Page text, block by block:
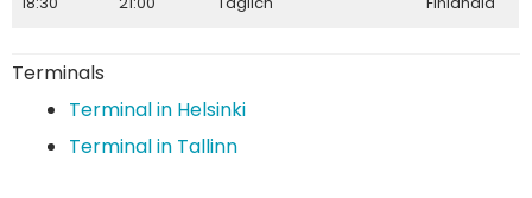
Terminals
Terminal in Helsinki
Terminal in Tallinn